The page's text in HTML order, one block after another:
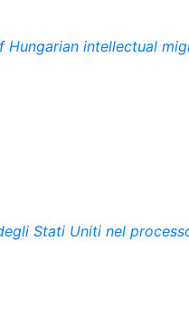
Hungarian intellectual
Stati Uniti nel